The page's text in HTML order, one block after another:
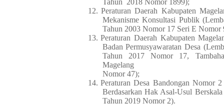
Tahun 2018 Nomor 1899);
12. Peraturan Daerah Kabupaten
Mekanisme Konsultasi Publik
Tahun 2003 Nomor 17 Seri E Nomor
13. Peraturan Daerah Kabupaten
Badan Permusyawaratan Desa
Tahun 2017 Nomor 17,
Magelang
Nomor 47);
14. Peraturan Desa Bandongan Nomor
Berdasarkan Hak Asal-Usul
Tahun 2019 Nomor 2).